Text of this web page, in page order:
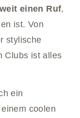
einen Ruf,
ist. Von
stylische
Clubs ist alles
ein
coolen